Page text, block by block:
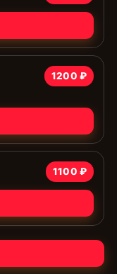
1200 ₽
1100 ₽